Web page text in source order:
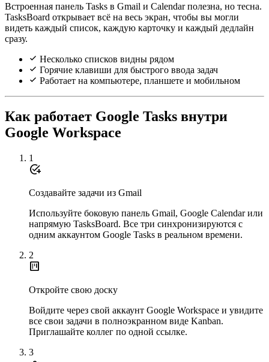
Встроенная панель Tasks в Gmail и Calendar полезна, но тесна.
TasksBoard открывает всё на весь экран, чтобы вы могли
видеть каждый список, каждую карточку и каждый дедлайн
сразу.
Несколько списков видны рядом
Горячие клавиши для быстрого ввода задач
Работает на компьютере, планшете и мобильном
Как работает Google Tasks внутри
Google Workspace
1
add_task
Создавайте задачи из Gmail
Используйте боковую панель Gmail, Google Calendar или
напрямую TasksBoard. Все три синхронизируются с
одним аккаунтом Google Tasks в реальном времени.
2
view_kanban
Откройте свою доску
Войдите через свой аккаунт Google Workspace и увидите
все свои задачи в полноэкранном виде Kanban.
Приглашайте коллег по одной ссылке.
3